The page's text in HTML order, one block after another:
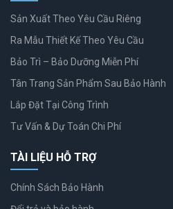
Sản Xuất Theo Yêu Cầu Riêng
Ra Mẫu Thiết Kế Theo Yêu Cầu
Bảo Trì – Bảo Dưỡng Miễn Phí
Tân Trang Sản Phẩm Sau Bảo Hành
Lắp Đặt Tại Công Trình
Tư Vấn & Dự Toán Chi Phí
TÀI LIỆU HỖ TRỢ
Chính Sách Bảo Hành